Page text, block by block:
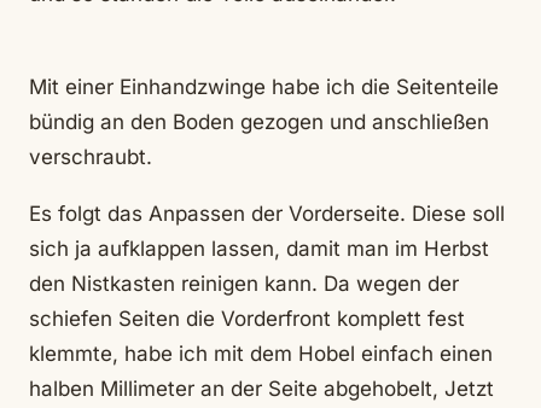
Mit einer Einhandzwinge habe ich die Seitenteile
bündig an den Boden gezogen und anschließen
verschraubt.
Es folgt das Anpassen der Vorderseite. Diese soll
sich ja aufklappen lassen, damit man im Herbst
den Nistkasten reinigen kann. Da wegen der
schiefen Seiten die Vorderfront komplett fest
klemmte, habe ich mit dem Hobel einfach einen
halben Millimeter an der Seite abgehobelt, Jetzt